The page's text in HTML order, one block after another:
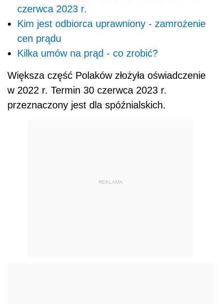
czerwca 2023 r.
Kim jest odbiorca uprawniony - zamrożenie
cen prądu
Kilka umów na prąd - co zrobić?
Większa część Polaków złożyła oświadczenie
w 2022 r. Termin 30 czerwca 2023 r.
przeznaczony jest dla spóźnialskich.
REKLAMA